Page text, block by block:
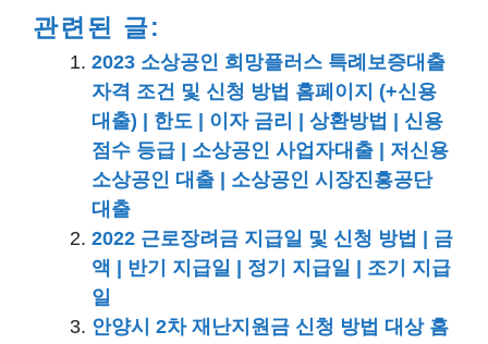
관련된 글:
2023 소상공인 희망플러스 특례보증대출
자격 조건 및 신청 방법 홈페이지 (+신용
대출) | 한도 | 이자 금리 | 상환방법 | 신용
점수 등급 | 소상공인 사업자대출 | 저신용
소상공인 대출 | 소상공인 시장진흥공단
대출
2022 근로장려금 지급일 및 신청 방법 | 금
액 | 반기 지급일 | 정기 지급일 | 조기 지급
일
안양시 2차 재난지원금 신청 방법 대상 홈